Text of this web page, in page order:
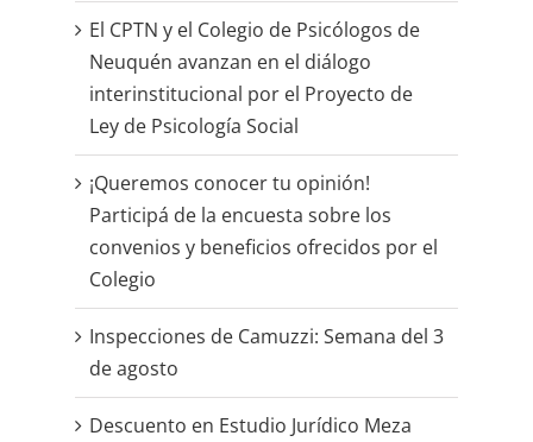
El CPTN y el Colegio de Psicólogos de
Neuquén avanzan en el diálogo
interinstitucional por el Proyecto de
Ley de Psicología Social
¡Queremos conocer tu opinión!
Participá de la encuesta sobre los
convenios y beneficios ofrecidos por el
Colegio
Inspecciones de Camuzzi: Semana del 3
de agosto
Descuento en Estudio Jurídico Meza